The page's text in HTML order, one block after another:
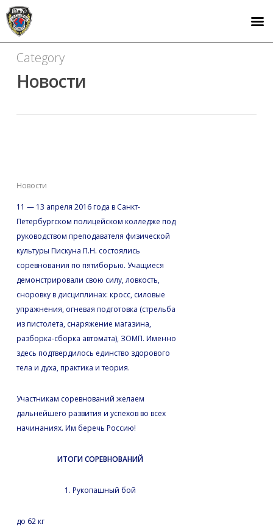
Category
Новости
Новости
11 — 13 апреля 2016 года в Санкт-
Петербургском полицейском колледже под
руководством преподавателя физической
культуры Пискуна П.Н. состоялись
соревнования по пятиборью. Учащиеся
демонстрировали свою силу, ловкость,
сноровку в дисциплинах: кросс, силовые
упражнения, огневая подготовка (стрельба
из пистолета, снаряжение магазина,
разборка-сборка автомата), ЗОМП. Именно
здесь подтвердилось единство здорового
тела и духа, практика и теория.
Участникам соревнований желаем
дальнейшего развития и успехов во всех
начинаниях. Им беречь Россию!
ИТОГИ СОРЕВНОВАНИЙ
1. Рукопашный бой
до 62 кг